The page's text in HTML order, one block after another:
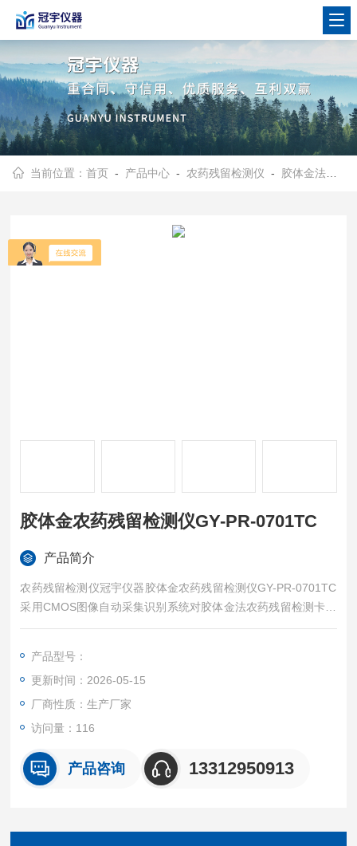
当前位置：首页 - 产品中心 - 农药残留检测仪 - 胶体金法农药残留检测仪
胶体金农药残留检测仪GY-PR-0701TC
产品简介
农药残留检测仪冠宇仪器胶体金农药残留检测仪GY-PR-0701TC
采用CMOS图像自动采集识别系统对胶体金法农药残留检测卡进
行数据采集读数，自动识别CT线位置，支持色度、CT比值等多
性及合格性，是保障农产品“舌尖安全"的关键利器。
产品型号：
更新时间：2026-05-15
厂商性质：生产厂家
访问量：116
产品咨询 13312950913